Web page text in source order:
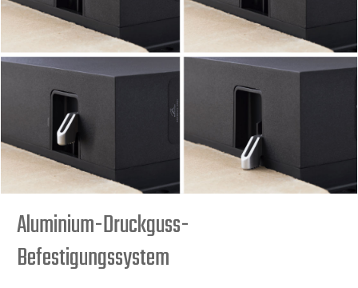
Aluminium-Druckguss-
Befestigungssystem